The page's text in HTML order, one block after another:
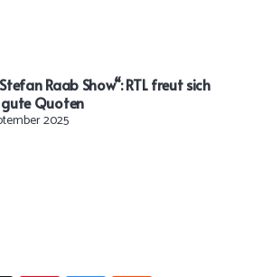
Raab Show“: RTL freut sich
Quoten
2025